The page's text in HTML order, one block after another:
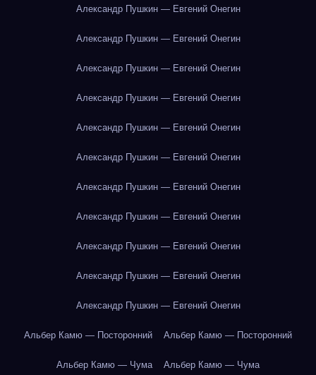
Александр Пушкин — Евгений Онегин
Александр Пушкин — Евгений Онегин
Александр Пушкин — Евгений Онегин
Александр Пушкин — Евгений Онегин
Александр Пушкин — Евгений Онегин
Александр Пушкин — Евгений Онегин
Александр Пушкин — Евгений Онегин
Александр Пушкин — Евгений Онегин
Александр Пушкин — Евгений Онегин
Александр Пушкин — Евгений Онегин
Александр Пушкин — Евгений Онегин
Альбер Камю — Посторонний Альбер Камю — Посторонний
Альбер Камю — Чума Альбер Камю — Чума